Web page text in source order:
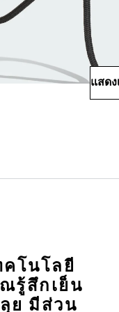
แสดง
คโนโลยี
ณรู้สึกเย็น
ย มีส่วน